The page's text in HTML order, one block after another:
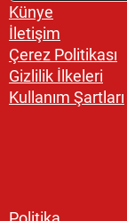
Künye
İletişim
Çerez Politikası
Gizlilik İlkeleri
Kullanım Şartları